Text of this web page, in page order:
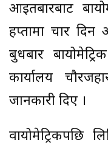
आइतबारबाट
हप्तामा चार
बुधबार
कार्यालय
जानकारी दिए ।
वायोमेट्रिकपछि